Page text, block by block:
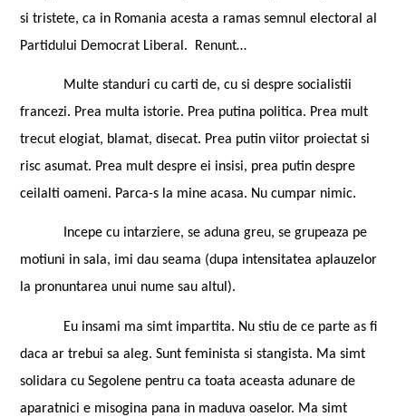
si tristete, ca in Romania acesta a ramas semnul electoral al
Partidului Democrat Liberal.
Renunt…
Multe standuri cu carti de, cu si despre socialistii
francezi. Prea multa istorie. Prea putina politica. Prea mult
trecut elogiat, blamat, disecat. Prea putin viitor proiectat si
risc asumat. Prea mult despre ei insisi, prea putin despre
ceilalti oameni. Parca-s la mine acasa. Nu cumpar nimic.
Incepe cu intarziere, se aduna greu, se grupeaza pe
motiuni in sala, imi dau seama (dupa intensitatea aplauzelor
la pronuntarea unui nume sau altul).
Eu insami ma simt impartita. Nu stiu de ce parte as fi
daca ar trebui sa aleg. Sunt feminista si stangista. Ma simt
solidara cuSegolene pentru ca toata aceasta adunare de
aparatnici e misogina pana in maduva oaselor. Ma simt